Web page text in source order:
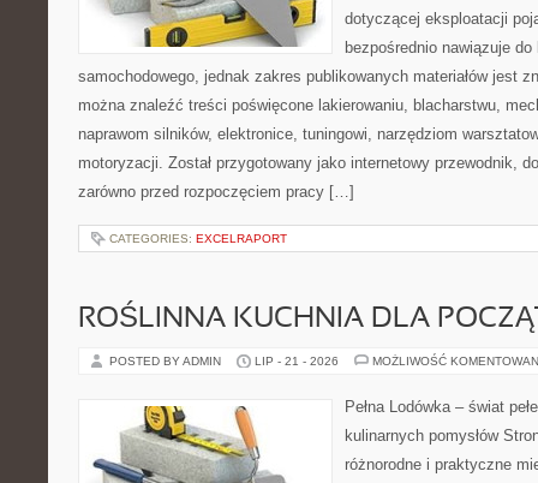
dotyczącej eksploatacji
bezpośrednio nawiązuje
samochodowego, jednak zakres publikowanych materiałów jest
można znaleźć treści poświęcone lakierowaniu, blacharstwu,
naprawom silników, elektronice, tuningowi, narzędziom
motoryzacji. Został przygotowany jako internetowy przewodnik,
zarówno przed rozpoczęciem pracy […]
CATEGORIES: EXCELRAPORT
ROŚLINNA KUCHNIA DLA
POSTED BY ADMIN LIP - 21 - 2026 MOŻLIWOŚĆ
Pełna Lodówka – świat
kulinarnych pomysłów
różnorodne i praktyczne